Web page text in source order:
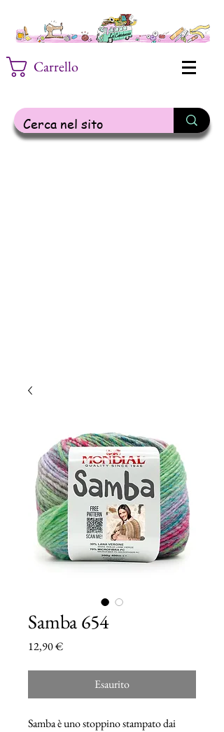
Carrello
Samba 654
12,90 €Prezzo
Esaurito
Samba è uno stoppino stampato dai